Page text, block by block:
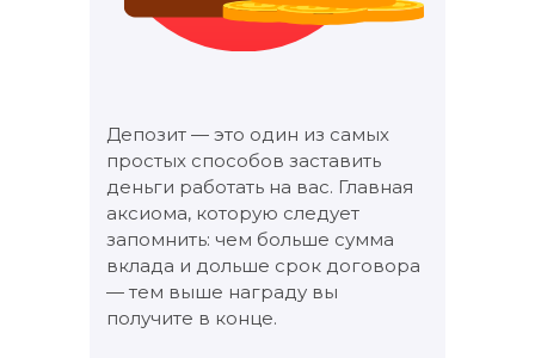
Депозит — это один из самых
простых способов заставить
деньги работать на вас. Главная
аксиома, которую следует
запомнить: чем больше сумма
вклада и дольше срок договора
— тем выше награду вы
получите в конце.